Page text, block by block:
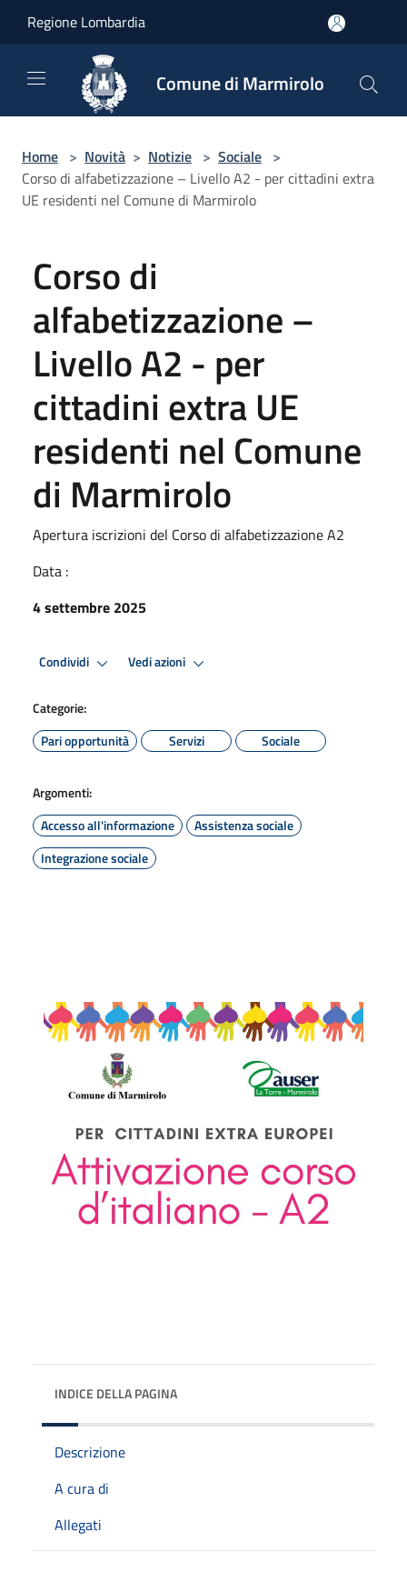
Regione Lombardia
Comune di Marmirolo
Home > Novità > Notizie > Sociale >
Corso di alfabetizzazione – Livello A2 - per cittadini extra
UE residenti nel Comune di Marmirolo
Corso di
alfabetizzazione –
Livello A2 - per
cittadini extra UE
residenti nel Comune
di Marmirolo
Apertura iscrizioni del Corso di alfabetizzazione A2
Data :
4 settembre 2025
Condividi Vedi azioni
Categorie:
Pari opportunità
Servizi Sociale
Argomenti:
Accesso all'informazione
Assistenza sociale
Integrazione sociale
INDICE DELLA PAGINA
Descrizione
A cura di
Allegati